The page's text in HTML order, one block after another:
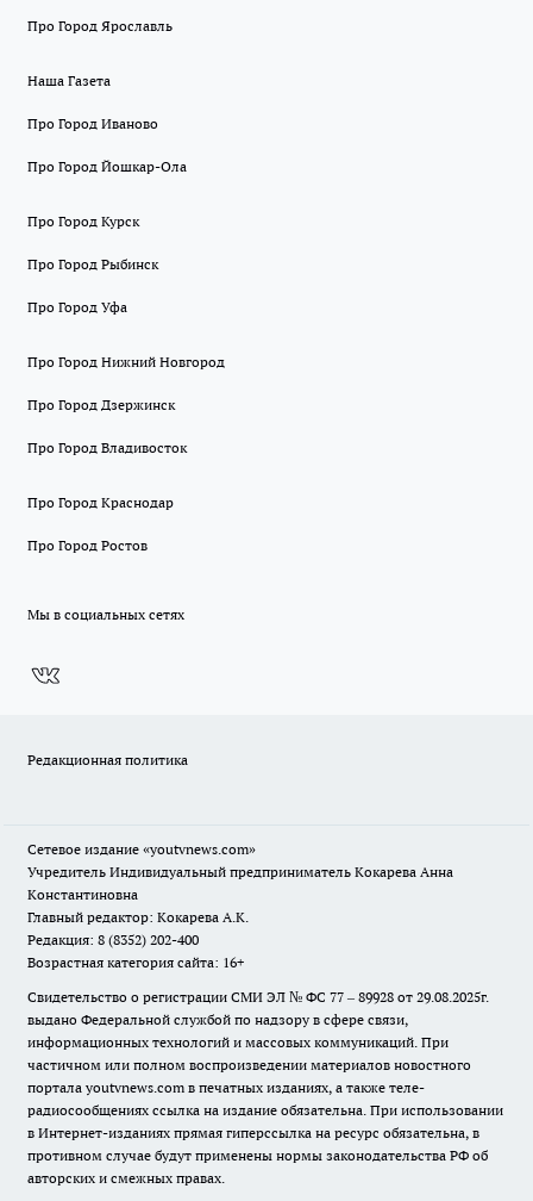
Про Город Ярославль
Наша Газета
Про Город Иваново
Про Город Йошкар-Ола
Про Город Курск
Про Город Рыбинск
Про Город Уфа
Про Город Нижний Новгород
Про Город Дзержинск
Про Город Владивосток
Про Город Краснодар
Про Город Ростов
Мы в социальных сетях
Редакционная политика
Сетевое издание «youtvnews.com»
Учредитель Индивидуальный предприниматель Кокарева Анна
Константиновна
Главный редактор: Кокарева А.К.
Редакция: 8 (8352) 202-400
Возрастная категория сайта: 16+
Свидетельство о регистрации СМИ ЭЛ № ФС 77 – 89928 от 29.08.2025г.
выдано Федеральной службой по надзору в сфере связи,
информационных технологий и массовых коммуникаций. При
частичном или полном воспроизведении материалов новостного
портала youtvnews.com в печатных изданиях, а также теле-
радиосообщениях ссылка на издание обязательна. При использовании
в Интернет-изданиях прямая гиперссылка на ресурс обязательна, в
противном случае будут применены нормы законодательства РФ об
авторских и смежных правах.